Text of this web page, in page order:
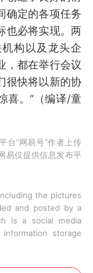
确定的各项任务
也必将实现。两
构以及龙头企
，都在举行会议
很快将以新的协
喜。”（编译/童
台“网易号”作者上传
易仅提供信息发布平
the pictures
and posted by a
is a social media
storage